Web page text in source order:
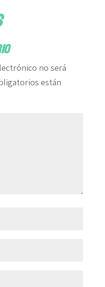
no será
están